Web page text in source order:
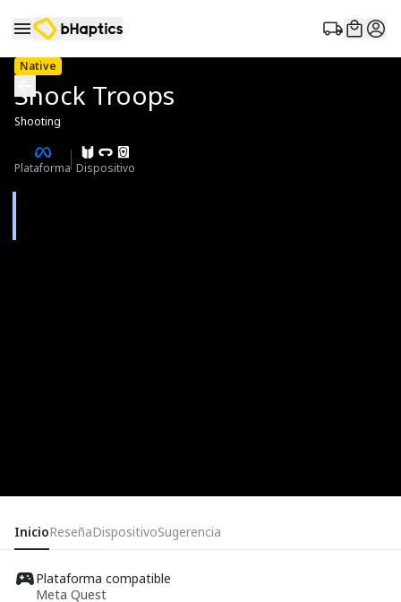
Native
Shock Troops
Shooting
Plataforma Dispositivo
InicioReseñaDispositivoSugerencia
Plataforma compatible
Meta Quest